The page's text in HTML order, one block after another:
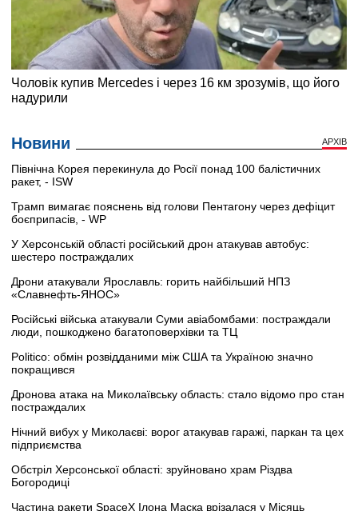
Новини АРХІВ
Північна Корея перекинула до Росії понад 100 балістичних
ракет, - ISW
Трамп вимагає пояснень від голови Пентагону через дефіцит
боєприпасів, - WP
У Херсонській області російський дрон атакував автобус:
шестеро постраждалих
Дрони атакували Ярославль: горить найбільший НПЗ
«Славнефть-ЯНОС»
Російські війська атакували Суми авіабомбами: постраждали
люди, пошкоджено багатоповерхівки та ТЦ
Politico: обмін розвідданими між США та Україною значно
покращився
Дронова атака на Миколаївську область: стало відомо про стан
постраждалих
Нічний вибух у Миколаєві: ворог атакував гаражі, паркан та цех
підприємства
Обстріл Херсонської області: зруйновано храм Різдва
Богородиці
Частина ракети SpaceX Ілона Маска врізалася у Місяць